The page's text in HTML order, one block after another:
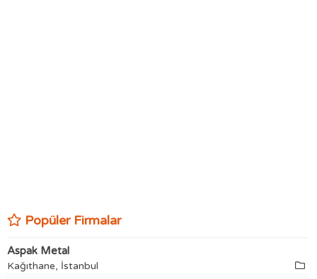
Popüler Firmalar
Aspak Metal
Kağıthane, İstanbul